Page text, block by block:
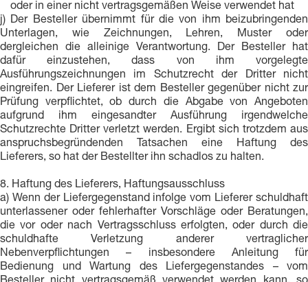
oder in einer nicht vertragsgemäßen Weise verwendet hat
j) Der Besteller übernimmt für die von ihm beizubringenden
Unterlagen, wie Zeichnungen, Lehren, Muster oder
dergleichen die alleinige Verantwortung. Der Besteller hat
dafür einzustehen, dass von ihm vorgelegte
Ausführungszeichnungen im Schutzrecht der Dritter nicht
eingreifen. Der Lieferer ist dem Besteller gegenüber nicht zur
Prüfung verpflichtet, ob durch die Abgabe von Angeboten
aufgrund ihm eingesandter Ausführung irgendwelche
Schutzrechte Dritter verletzt werden. Ergibt sich trotzdem aus
anspruchsbegründenden Tatsachen eine Haftung des
Lieferers, so hat der Bestellter ihn schadlos zu halten.
8. Haftung des Lieferers, Haftungsausschluss
a) Wenn der Liefergegenstand infolge vom Lieferer schuldhaft
unterlassener oder fehlerhafter Vorschläge oder Beratungen,
die vor oder nach Vertragsschluss erfolgten, oder durch die
schuldhafte Verletzung anderer vertraglicher
Nebenverpflichtungen – insbesondere Anleitung für
Bedienung und Wartung des Liefergegenstandes – vom